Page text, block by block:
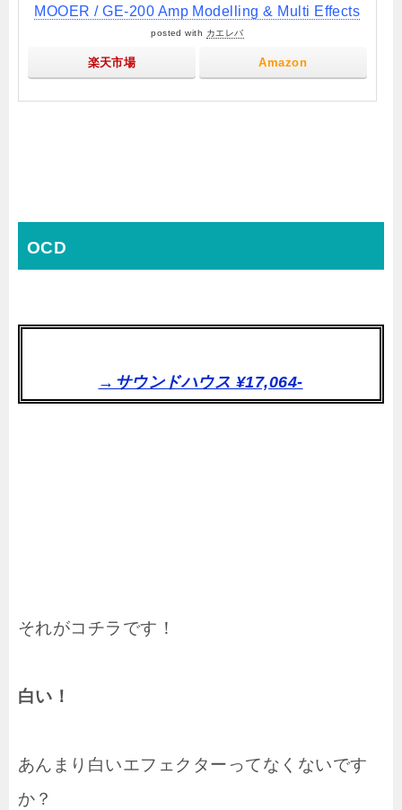
MOOER / GE-200 Amp Modelling & Multi Effects
posted with カエレバ
楽天市場 Amazon
OCD
→サウンドハウス ¥17,064-
それがコチラです！
白い！
あんまり白いエフェクターってなくないです
か？